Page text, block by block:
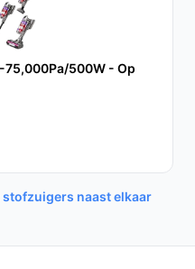
gebruik en
op vóór de eerste
4 uur volgens
leeg om zuigkracht
500W - Op
naast elkaar